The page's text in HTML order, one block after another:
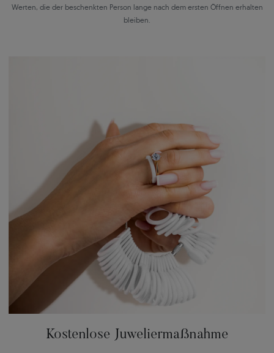
Werten, die der beschenkten Person lange nach dem ersten Öffnen erhalten
bleiben.
Kostenlose Juweliermaßnahme